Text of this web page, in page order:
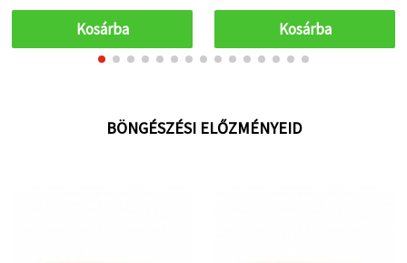
Kosárba Kosárba
BÖNGÉSZÉSI ELŐZMÉNYEID